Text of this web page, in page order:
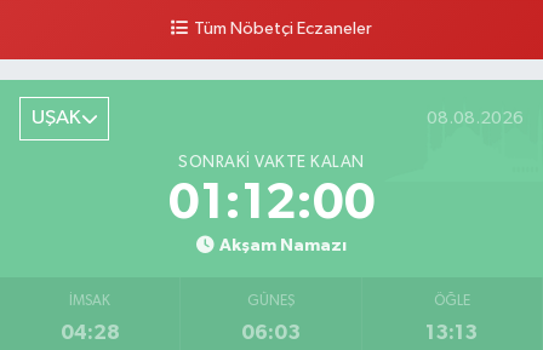
Tüm Nöbetçi Eczaneler
UŞAK 08.08.2026
SONRAKI VAKTE KALAN
01:12:00
Akşam Namazı
İMSAK
04:28
GÜNEŞ
06:03
ÖĞLE
13:13